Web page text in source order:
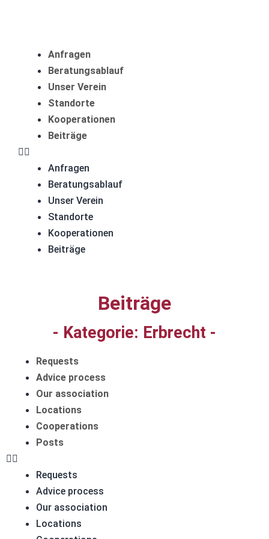
Anfragen
Beratungsablauf
Unser Verein
Standorte
Kooperationen
Beiträge
Anfragen
Beratungsablauf
Unser Verein
Standorte
Kooperationen
Beiträge
Beiträge
- Kategorie: Erbrecht -
Requests
Advice process
Our association
Locations
Cooperations
Posts
Requests
Advice process
Our association
Locations